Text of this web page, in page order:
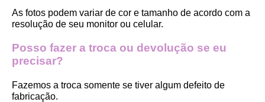
As fotos podem variar de cor e tamanho de acordo com a
resolução de seu monitor ou celular.
Posso fazer a troca ou devolução se eu
precisar?
Fazemos a troca somente se tiver algum defeito de
fabricação.